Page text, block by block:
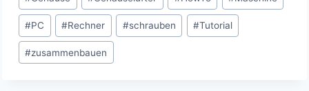
#PC #Rechner #schrauben #Tutorial
#zusammenbauen